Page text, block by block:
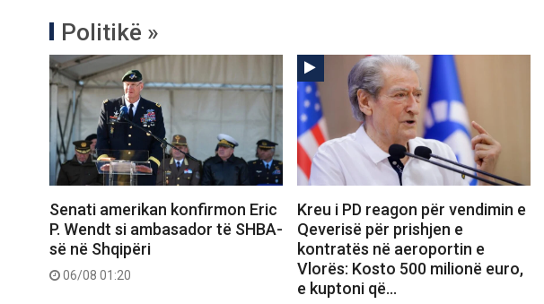
Politikë »
Senati amerikan konfirmon Eric
P. Wendt si ambasador të SHBA-
së në Shqipëri
06/08 01:20
Kreu i PD reagon për vendimin e
Qeverisë për prishjen e
kontratës në aeroportin e
Vlorës: Kosto 500 milionë euro,
e kuptoni që…